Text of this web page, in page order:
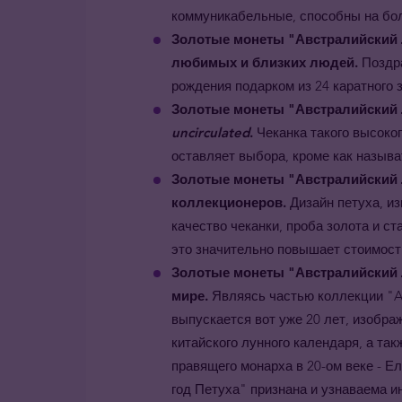
коммуникабельные, способны на
Золотые монеты "Австралийский
любимых и близких людей.
рождения подарком из 24 каратного
Золотые монеты "Австралийский
uncirculated. Чеканка такого
оставляет выбора, кроме как
Золотые монеты "Австралийский
коллекционеров. Дизайн петуха,
качество чеканки, проба золота и
это значительно повышает
Золотые монеты "Австралийский
мире. Являясь частью коллекции
выпускается вот уже 20 лет,
китайского лунного календаря, а
правящего монарха в 20-ом веке -
год Петуха" признана и узнаваема